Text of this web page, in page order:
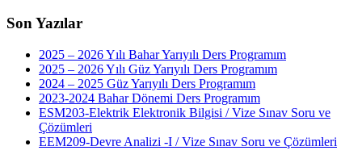
Son Yazılar
2025 – 2026 Yılı Bahar Yarıyılı Ders Programım
2025 – 2026 Yılı Güz Yarıyılı Ders Programım
2024 – 2025 Güz Yarıyılı Ders Programım
2023-2024 Bahar Dönemi Ders Programım
ESM203-Elektrik Elektronik Bilgisi / Vize Sınav Soru ve
Çözümleri
EEM209-Devre Analizi -I / Vize Sınav Soru ve Çözümleri